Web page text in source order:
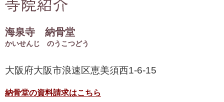
海泉寺 納骨堂
かいせんじ のうこつどう
大阪府大阪市浪速区恵美須西1-6-15
納骨堂の資料請求はこちら